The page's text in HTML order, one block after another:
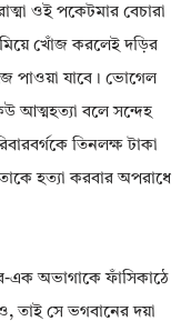
ওই পকেটমার বেচারা
খোঁজ করলেই দড়ির
পাওয়া যাবে। ভোগেল
আত্মহত্যা বলে সন্দেহ
তিনলক্ষ টাকা
হত্যা করবার অপরাধে
এক অভাগাকে ফাঁসিকাঠে
তাই সে ভগবানের দয়া